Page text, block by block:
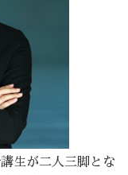
生が二人三脚とな